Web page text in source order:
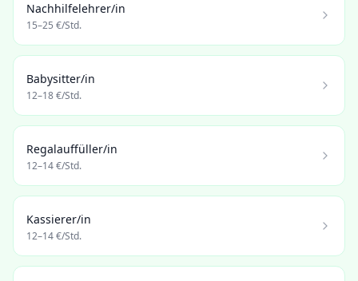
Nachhilfelehrer/in
15–25 €/Std.
Babysitter/in
12–18€/Std.
Regalauffüller/in
12–14€/Std.
Kassierer/in
12–14€/Std.